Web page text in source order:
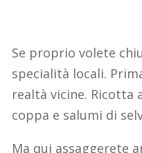
Se proprio volete
specialità locali.
realtà vicine. Ricotta
coppa e salumi di
Ma qui assaggerete